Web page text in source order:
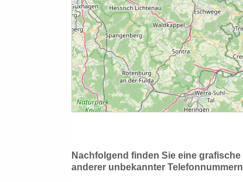
Nachfolgend finden Sie eine
anderer unbekannter Telefonnummern